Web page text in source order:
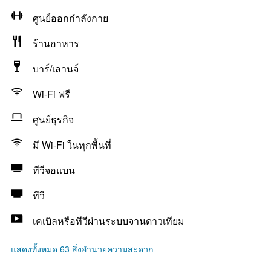
ศูนย์ออกกำลังกาย
ร้านอาหาร
บาร์/เลานจ์
Wi-Fi ฟรี
ศูนย์ธุรกิจ
มี Wi-Fi ในทุกพื้นที่
ทีวีจอแบน
ทีวี
เคเบิลหรือทีวีผ่านระบบจานดาวเทียม
แสดงทั้งหมด 63 สิ่งอำนวยความสะดวก